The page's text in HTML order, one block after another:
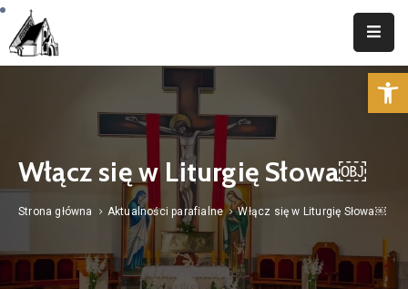
Duszpasterstwo
Cmentarz
Włącz się w Liturgię Słowa￼
Strona główna Aktualności parafialne Włącz się w Liturgię Słowa￼